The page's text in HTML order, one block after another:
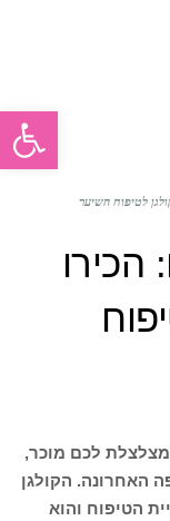
לטיפוח השיער
לכם מוכר,
האחרונה. הקולגן
הטיפוח והוא
פתח